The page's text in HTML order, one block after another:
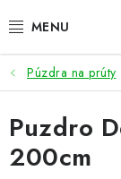
na
ŽIVÁ NÁSTRAHA
BIŽUTÉRIA
FEEDER
Púzdra na prúty
Puzdro
200cm